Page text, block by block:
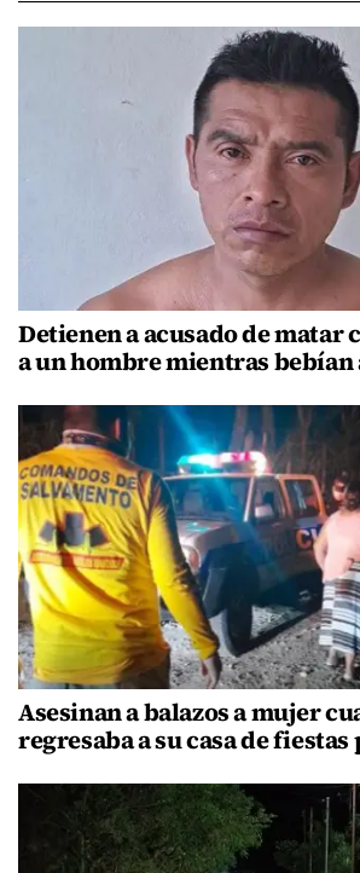
Detienen a acusado de matar
a un hombre mientras
Asesinan a balazos a mujer
regresaba a su casa de